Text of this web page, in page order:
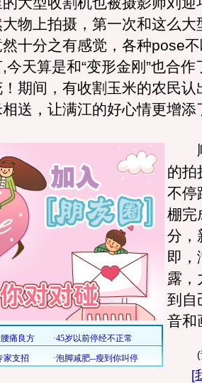
物上拍摄，第一次和这么大
十分之有感觉，各种pose
今天算是和“变形金刚”也合
期间，有收割玉米的农民认
送，让满江的好心情更增添
顺
的拍
不停
棚完
分，
即，
露，
到自
音和
[